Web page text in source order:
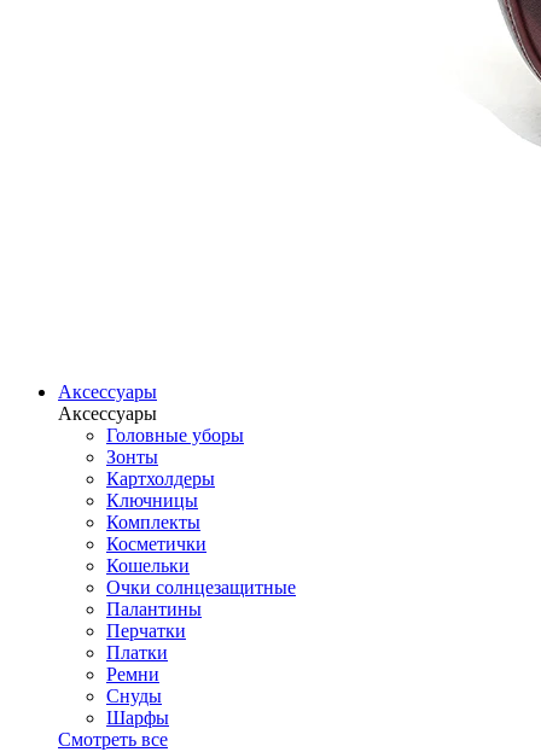
Аксессуары
Аксессуары
Головные уборы
Зонты
Картхолдеры
Ключницы
Комплекты
Косметички
Кошельки
Очки солнцезащитные
Палантины
Перчатки
Платки
Ремни
Снуды
Шарфы
Смотреть все